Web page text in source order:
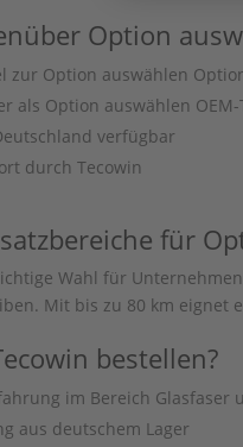
Option
zur Option auswählen
als Option auswählen
verfügbar
durch Tecowin
für
Wahl für
Mit bis zu 80 km eignet
bestellen?
im Bereich Glasfaser
aus deutschem Lager